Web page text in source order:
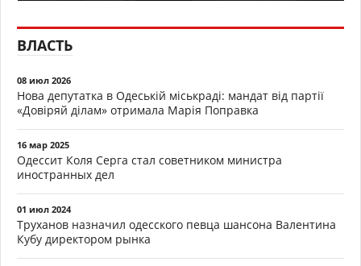
ВЛАСТЬ
08 июл 2026
Нова депутатка в Одеській міськраді: мандат від партії
«Довіряй ділам» отримала Марія Поправка
16 мар 2025
Одессит Коля Серга стал советником министра
иностранных дел
01 июл 2024
Труханов назначил одесского певца шансона Валентина
Кубу директором рынка